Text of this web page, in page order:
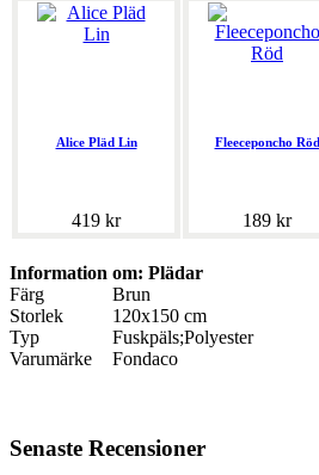
Alice Pläd Lin
419 kr
Fleeceponcho Röd
189 kr
Information om: Plädar
Färg
Brun
Storlek
120x150 cm
Typ
Fuskpäls;Polyester
Varumärke
Fondaco
Senaste Recensioner